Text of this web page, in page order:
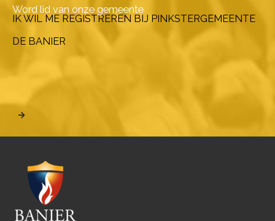
Word lid van onze gemeente
IK WIL ME REGISTREREN BIJ PINKSTERGEMEENTE
DE BANIER